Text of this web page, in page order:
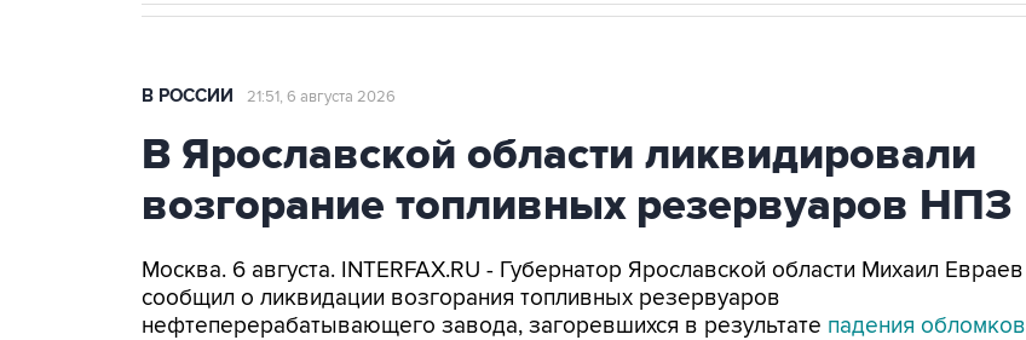
В РОССИИ 21:51, 6 августа 2026
В Ярославской области ликвидировали
возгорание топливных резервуаров НПЗ
Москва. 6 августа. INTERFAX.RU - Губернатор Ярославской области Михаил Евраев
сообщил о ликвидации возгорания топливных резервуаров
нефтеперерабатывающего завода, загоревшихся в результате падения обломков